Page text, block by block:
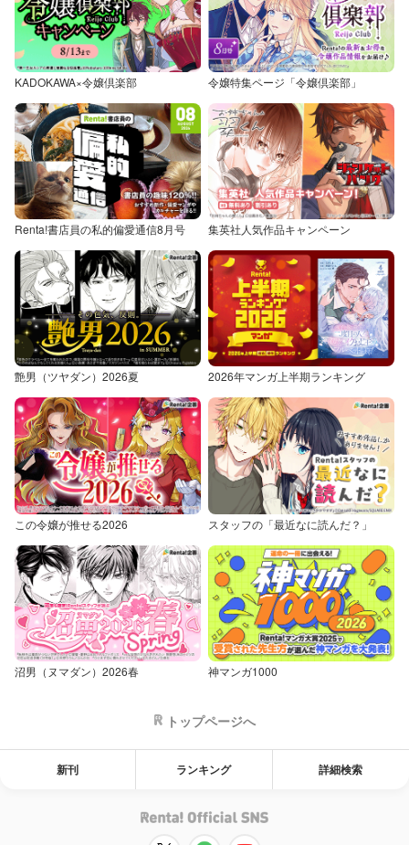
KADOKAWA×令嬢倶楽部 令嬢特集ページ「令嬢倶楽部」
Renta!書店員の私的偏愛通信8月号 集英社人気作品キャンペーン
艶男（ツヤダン）2026夏 2026年マンガ上半期ランキング
この令嬢が推せる2026 スタッフの「最近なに読んだ？」
沼男（ヌマダン）2026春 神マンガ1000
トップページへ
新刊 ランキング 詳細検索